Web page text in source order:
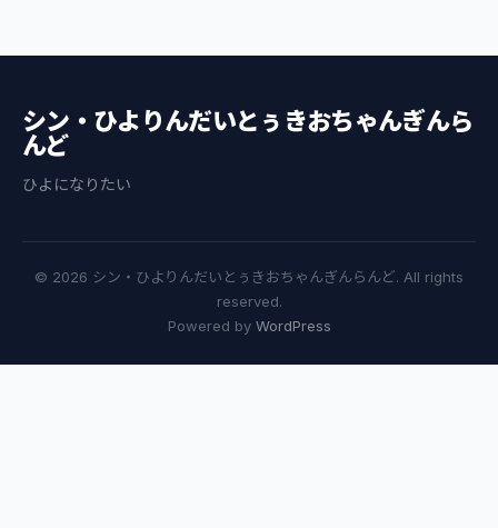
シン・ひよりんだいとぅきおちゃんぎんら
んど
ひよになりたい
© 2026 シン・ひよりんだいとぅきおちゃんぎんらんど. All rights
reserved.
Powered by WordPress